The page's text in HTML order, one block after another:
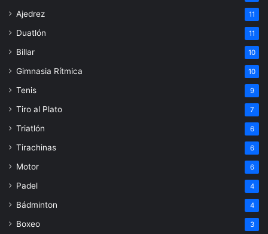
Ajedrez 11
Duatlón 11
Billar 10
Gimnasia Rítmica 10
Tenis 9
Tiro al Plato 7
Triatlón 6
Tirachinas 6
Motor 6
Padel 4
Bádminton 4
Boxeo 3